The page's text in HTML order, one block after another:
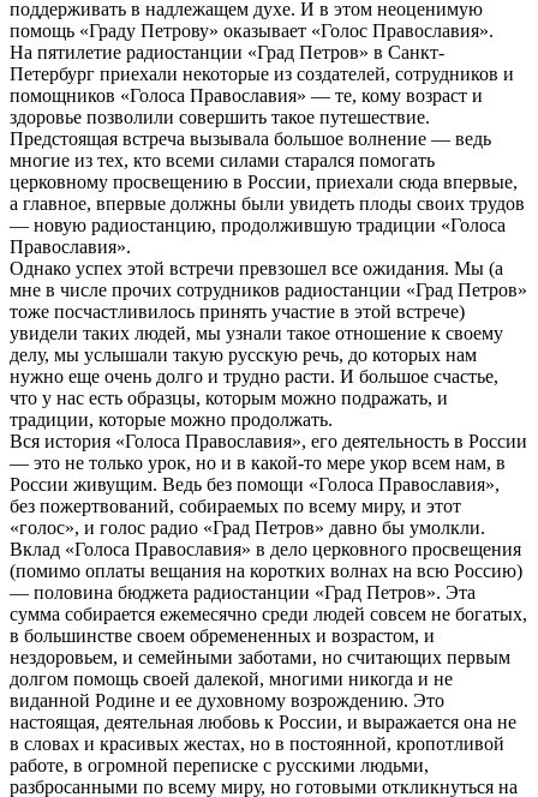
поддерживать в надлежащем духе. И в этом неоценимую
помощь «Граду Петрову» оказывает «Голос Православия».
На пятилетие радиостанции «Град Петров» в Санкт-
Петербург приехали некоторые из создателей, сотрудников и
помощников «Голоса Православия» — те, кому возраст и
здоровье позволили совершить такое путешествие.
Предстоящая встреча вызывала большое волнение — ведь
многие из тех, кто всеми силами старался помогать
церковному просвещению в России, приехали сюда впервые,
а главное, впервые должны были увидеть плоды своих трудов
— новую радиостанцию, продолжившую традиции «Голоса
Православия».
Однако успех этой встречи превзошел все ожидания. Мы (а
мне в числе прочих сотрудников радиостанции «Град Петров»
тоже посчастливилось принять участие в этой встрече)
увидели таких людей, мы узнали такое отношение к своему
делу, мы услышали такую русскую речь, до которых нам
нужно еще очень долго и трудно расти. И большое счастье,
что у нас есть образцы, которым можно подражать, и
традиции, которые можно продолжать.
Вся история «Голоса Православия», его деятельность в России
— это не только урок, но и в какой-то мере укор всем нам, в
России живущим. Ведь без помощи «Голоса Православия»,
без пожертвований, собираемых по всему миру, и этот
«голос», и голос радио «Град Петров» давно бы умолкли.
Вклад «Голоса Православия» в дело церковного просвещения
(помимо оплаты вещания на коротких волнах на всю Россию)
— половина бюджета радиостанции «Град Петров». Эта
сумма собирается ежемесячно среди людей совсем не богатых,
в большинстве своем обремененных и возрастом, и
нездоровьем, и семейными заботами, но считающих первым
долгом помощь своей далекой, многими никогда и не
виданной Родине и ее духовному возрождению. Это
настоящая, деятельная любовь к России, и выражается она не
в словах и красивых жестах, но в постоянной, кропотливой
работе, в огромной переписке с русскими людьми,
разбросанными по всему миру, но готовыми откликнуться на